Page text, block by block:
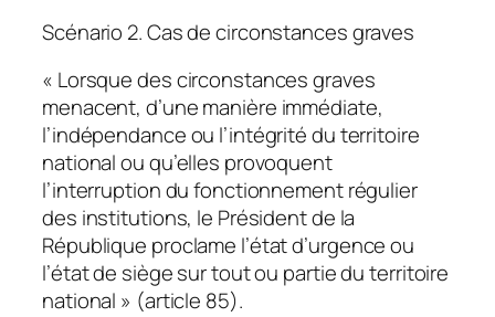
Scénario 2. Cas de circonstances graves
« Lorsque des circonstances graves
menacent, d’une manière immédiate,
l’indépendance ou l’intégrité du territoire
national ou qu’elles provoquent
l’interruption du fonctionnement régulier
des institutions, le Président de la
République proclame l’état d’urgence ou
l’état de siège sur tout ou partie du territoire
national » (article 85).